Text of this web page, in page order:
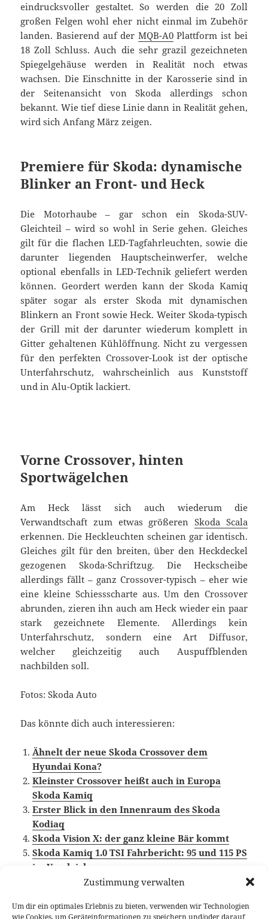
Zustimmung verwalten
Um dir ein optimales Erlebnis zu bieten, verwenden wir Technologien
wie Cookies, um Geräteinformationen zu speichern und/oder darauf
eindrucksvoller gestaltet. So werden die 20 Zoll
großen Felgen wohl eher nicht einmal im Zubehör
landen. Basierend auf der MQB-A0Plattform ist bei
18 Zoll Schluss. Auch die sehr grazil gezeichneten
Spiegelgehäuse werden in Realität noch etwas
wachsen. Die Einschnitte in der Karosserie sind in
der Seitenansicht von Skoda allerdings schon
bekannt. Wie tief diese Linie dann in Realität gehen,
wird sich Anfang März zeigen.
Premiere für Skoda: dynamische
Blinker an Front- und Heck
Die Motorhaube – gar schon ein Skoda-SUV-
Gleichteil – wird so wohl in Serie gehen. Gleiches
gilt für die flachen LED-Tagfahrleuchten, sowie die
darunter liegenden Hauptscheinwerfer, welche
optional ebenfalls in LED-Technik geliefert werden
können. Geordert werden kann der Skoda Kamiq
später sogar als erster Skoda mit dynamischen
Blinkern an Front sowie Heck. Weiter Skoda-typisch
der Grill mit der darunter wiederum komplett in
Gitter gehaltenen Kühlöffnung. Nicht zu vergessen
für den perfekten Crossover-Look ist der optische
Unterfahrschutz, wahrscheinlich aus Kunststoff
und in Alu-Optik lackiert.
Vorne Crossover, hinten
Sportwägelchen
Am Heck lässt sich auch wiederum die
Verwandtschaft zum etwas größeren Skoda Scala
erkennen. Die Heckleuchten scheinen gar identisch.
Gleiches gilt für den breiten, über den Heckdeckel
gezogenen Skoda-Schriftzug. Die Heckscheibe
allerdings fällt – ganz Crossover-typisch – eher wie
eine kleine Schiessscharte aus. Um den Crossover
abrunden, zieren ihn auch am Heck wieder ein paar
stark gezeichnete Elemente. Allerdings kein
Unterfahrschutz, sondern eine Art Diffusor,
welcher gleichzeitig auch Auspuffblenden
nachbilden soll.
Fotos: Skoda Auto
Das könnte dich auch interessieren:
Ähnelt der neue Skoda Crossover dem
Hyundai Kona?
Kleinster Crossover heißt auch in Europa
Skoda Kamiq
Erster Blick in den Innenraum des Skoda
Kodiaq
Skoda Vision X: der ganz kleine Bär kommt
Skoda Kamiq 1.0 TSI Fahrbericht: 95 und 115 PS
im Vergleich